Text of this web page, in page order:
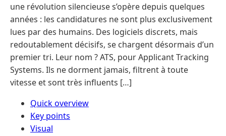
une révolution silencieuse s’opère depuis quelques
années : les candidatures ne sont plus exclusivement
lues par des humains. Des logiciels discrets, mais
redoutablement décisifs, se chargent désormais d’un
premier tri. Leur nom ? ATS, pour Applicant Tracking
Systems. Ils ne dorment jamais, filtrent à toute
vitesse et sont très influents […]
Quick overview
Key points
Visual